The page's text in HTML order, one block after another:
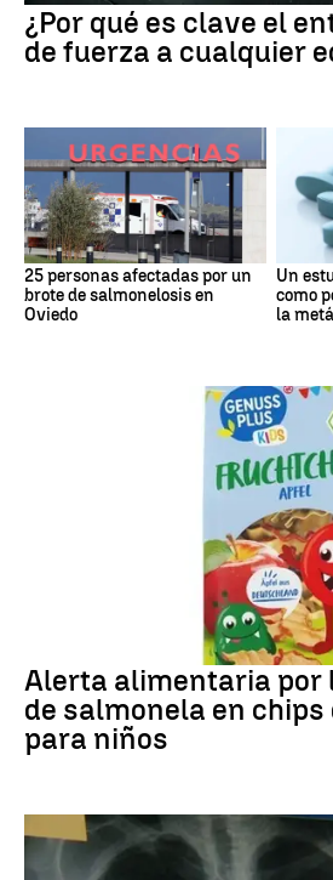
¿Por qué es clave el
de fuerza a cualquier
25 personas afectadas por un
brote de salmonelosis en
Oviedo
Un
como
la
Alerta alimentaria por
de salmonela en
para niños